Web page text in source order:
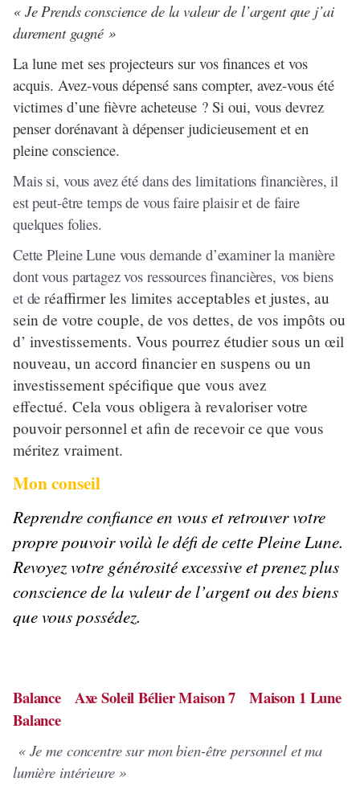
« Je Prends conscience de la valeur de l’argent que j’ai
durement gagné »
La lune met ses projecteurs sur vos finances et vos
acquis. Avez-vous dépensé sans compter, avez-vous été
victimes d’une fièvre acheteuse ? Si oui, vous devrez
penser dorénavant à dépenser judicieusement et en
pleine conscience.
Mais si, vous avez été dans des limitations financières, il
est peut-être temps de vous faire plaisir et de faire
quelques folies.
Cette Pleine Lune vous demande d’examiner la manière
dont vous partagez vos ressources financières, vos biens
et de réaffirmer les limites acceptables et justes, au
sein de votre couple, de vos dettes, de vos impôts ou
d’ investissements. Vous pourrez étudier sous un œil
nouveau, un accord financier en suspens ou un
investissement spécifique que vous avez
effectué. Cela vous obligera à revaloriser votre
pouvoir personnel et afin de recevoir ce que vous
méritez vraiment.
Mon conseil
Reprendre confiance en vous et retrouver votre
propre pouvoir voilà le défi de cette Pleine Lune.
Revoyez votre générosité excessive et prenez plus
conscience de la valeur de l’argent ou des biens
que vous possédez.
Balance Axe Soleil Bélier Maison 7 Maison 1 Lune
Balance
« Je me concentre sur mon bien-être personnel et ma
lumière intérieure »